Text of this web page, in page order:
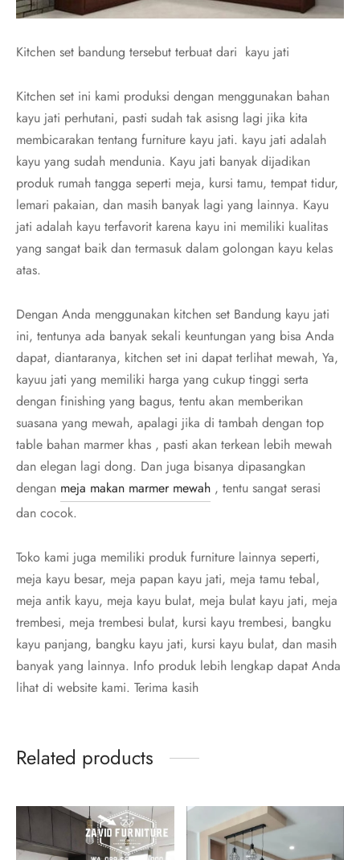
Kitchen set bandung tersebut terbuat dari kayu jati
Kitchen set ini kami produksi dengan menggunakan bahan
kayu jati perhutani, pasti sudah tak asisng lagi jika kita
membicarakan tentang furniture kayu jati. kayu jati adalah
kayu yang sudah mendunia. Kayu jati banyak dijadikan
produk rumah tangga seperti meja, kursi tamu, tempat tidur,
lemari pakaian, dan masih banyak lagi yang lainnya. Kayu
jati adalah kayu terfavorit karena kayu ini memiliki kualitas
yang sangat baik dan termasuk dalam golongan kayu kelas
atas.
Dengan Anda menggunakan kitchen set Bandung kayu jati
ini, tentunya ada banyak sekali keuntungan yang bisa Anda
dapat, diantaranya, kitchen set ini dapat terlihat mewah, Ya,
kayuu jati yang memiliki harga yang cukup tinggi serta
dengan finishing yang bagus, tentu akan memberikan
suasana yang mewah, apalagi jika di tambah dengan top
table bahan marmer khas , pasti akan terkean lebih mewah
dan elegan lagi dong. Dan juga bisanya dipasangkan
dengan meja makan marmer mewah , tentu sangat serasi
dan cocok.
Toko kami juga memiliki produk furniture lainnya seperti,
meja kayu besar, meja papan kayu jati, meja tamu tebal,
meja antik kayu, meja kayu bulat, meja bulat kayu jati, meja
trembesi, meja trembesi bulat, kursi kayu trembesi, bangku
kayu panjang, bangku kayu jati, kursi kayu bulat, dan masih
banyak yang lainnya. Info produk lebih lengkap dapat Anda
lihat di website kami. Terima kasih
Related products